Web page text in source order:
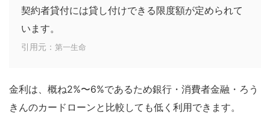
契約者貸付には貸し付けできる限度額が定められて
います。
引用元： 第一生命
金利は、概ね2%〜6%であるため銀行・消費者金融・ろう
きんのカードローンと比較しても低く利用できます。